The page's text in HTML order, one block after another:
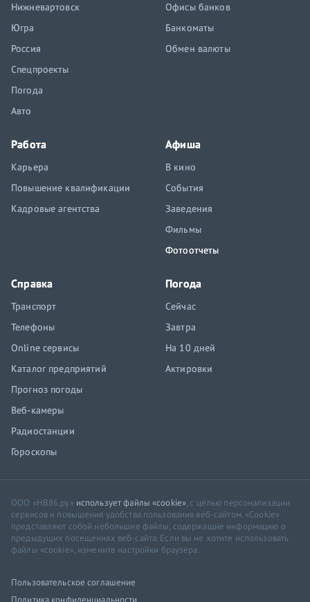
Нижневартовск
Югра
Россия
Спецпроекты
Погода
Авто
Офисы банков
Банкоматы
Обмен валюты
Работа
Карьера
Повышение квалификации
Кадровые агентства
Афиша
В кино
События
Заведения
Фильмы
Фотоотчеты
Справка
Транспорт
Телефоны
Online сервисы
Каталог предприятий
Прогноз погоды
Веб-камеры
Радиостанции
Гороскопы
Погода
Сейчас
Завтра
На 10 дней
Актировки
ООО «НВ86.ру» использует файлы «cookie», с целью персонализации
сервисов и повышения удобства пользования веб-сайтом. «Cookie»
представляют собой небольшие файлы, содержащие информацию о
предыдущих посещениях веб-сайта. Если вы не хотите использовать
файлы «cookie», измените настройки браузера.
Пользовательское соглашение
Политика конфиденциальности